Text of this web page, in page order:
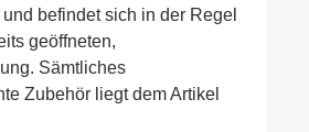
befindet sich in der Regel
geöffneten,
Sämtliches
Zubehör liegt dem Artikel